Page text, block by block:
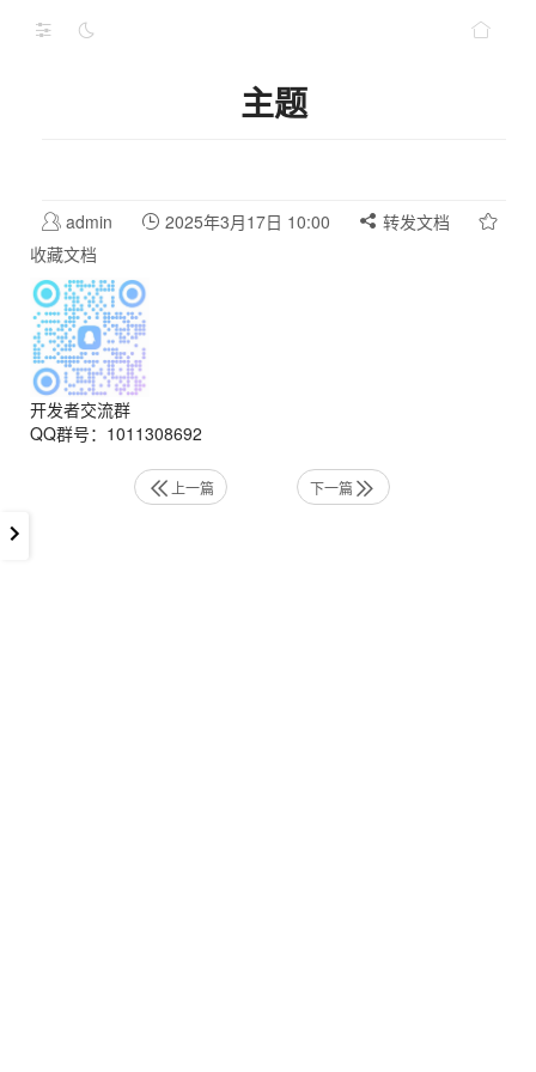
主题
admin 2025年3月17日 10:00
转发文档
收藏文档
开发者交流群
QQ群号：1011308692
上一篇 下一篇